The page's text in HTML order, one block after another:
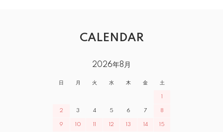
CALENDAR
2026年8月
日 月 火 水 木 金 土
1
2 3 4 5 6 7 8
9 10 11 12 13 14 15